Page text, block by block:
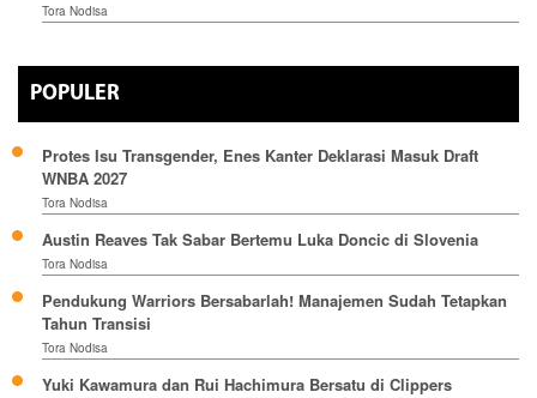
Tora Nodisa
POPULER
Protes Isu Transgender, Enes Kanter Deklarasi Masuk Draft
WNBA 2027
Tora Nodisa
Austin Reaves Tak Sabar Bertemu Luka Doncic di Slovenia
Tora Nodisa
Pendukung Warriors Bersabarlah! Manajemen Sudah Tetapkan
Tahun Transisi
Tora Nodisa
Yuki Kawamura dan Rui Hachimura Bersatu di Clippers